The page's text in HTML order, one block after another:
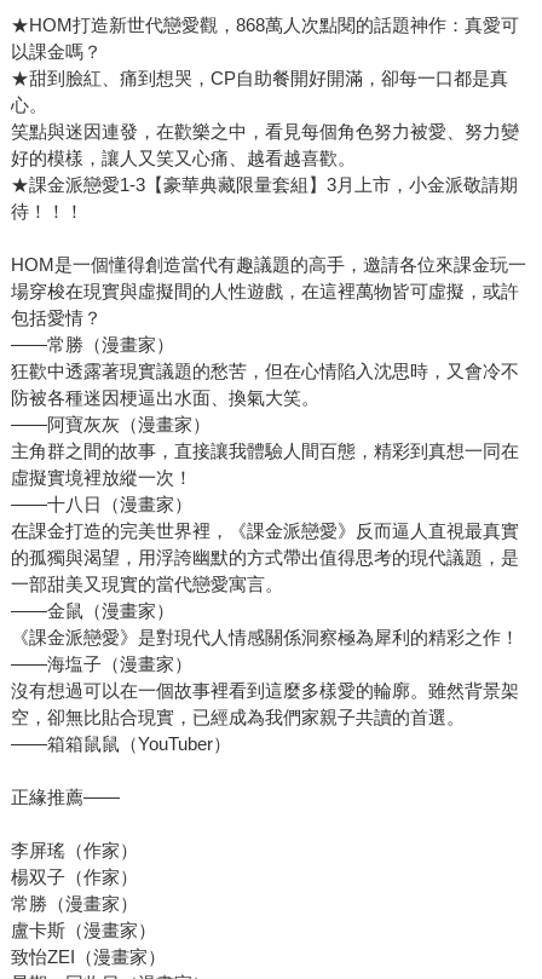
★HOM打造新世代戀愛觀，868萬人次點閱的話題神作：真愛可
以課金嗎？
★甜到臉紅、痛到想哭，CP自助餐開好開滿，卻每一口都是真
心。
笑點與迷因連發，在歡樂之中，看見每個角色努力被愛、努力變
好的模樣，讓人又笑又心痛、越看越喜歡。
★課金派戀愛1-3【豪華典藏限量套組】3月上市，小金派敬請期
待！！！
HOM是一個懂得創造當代有趣議題的高手，邀請各位來課金玩一
場穿梭在現實與虛擬間的人性遊戲，在這裡萬物皆可虛擬，或許
包括愛情？
――常勝（漫畫家）
狂歡中透露著現實議題的愁苦，但在心情陷入沈思時，又會冷不
防被各種迷因梗逼出水面、換氣大笑。
――阿寶灰灰（漫畫家）
主角群之間的故事，直接讓我體驗人間百態，精彩到真想一同在
虛擬實境裡放縱一次！
――十八日（漫畫家）
在課金打造的完美世界裡，《課金派戀愛》反而逼人直視最真實
的孤獨與渴望，用浮誇幽默的方式帶出值得思考的現代議題，是
一部甜美又現實的當代戀愛寓言。
――金鼠（漫畫家）
《課金派戀愛》是對現代人情感關係洞察極為犀利的精彩之作！
――海塩子（漫畫家）
沒有想過可以在一個故事裡看到這麼多樣愛的輪廓。雖然背景架
空，卻無比貼合現實，已經成為我們家親子共讀的首選。
――箱箱鼠鼠（YouTuber）
正緣推薦――
李屏瑤（作家）
楊双子（作家）
常勝（漫畫家）
盧卡斯（漫畫家）
致怡ZEI（漫畫家）